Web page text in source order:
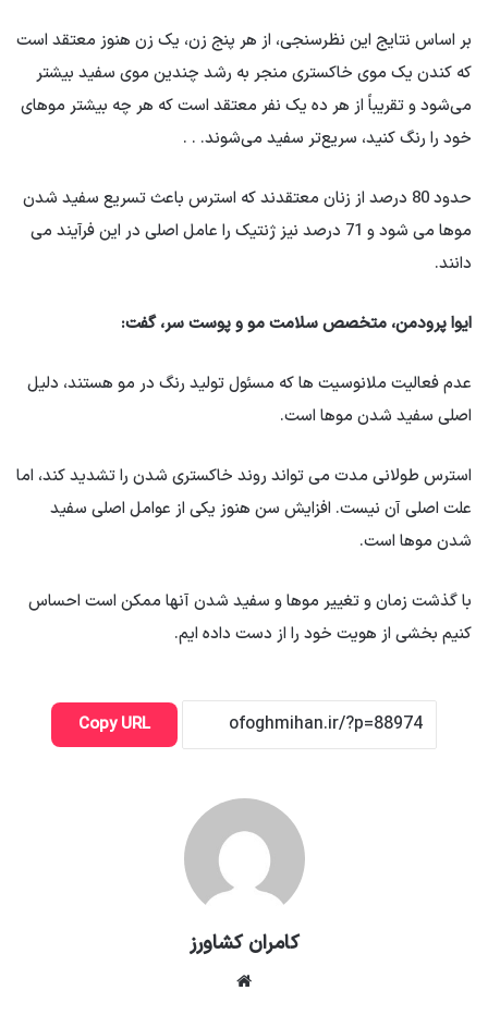
بر اساس نتایج این نظرسنجی، از هر پنج زن، یک زن هنوز معتقد است
که کندن یک موی خاکستری منجر به رشد چندین موی سفید بیشتر
می‌شود و تقریباً از هر ده یک نفر معتقد است که هر چه بیشتر موهای
خود را رنگ کنید، سریع‌تر سفید می‌شوند. . .
حدود 80 درصد از زنان معتقدند که استرس باعث تسریع سفید شدن
موها می شود و 71 درصد نیز ژنتیک را عامل اصلی در این فرآیند می
دانند.
ایوا پرودمن، متخصص سلامت مو و پوست سر، گفت:
عدم فعالیت ملانوسیت ها که مسئول تولید رنگ در مو هستند، دلیل
اصلی سفید شدن موها است.
استرس طولانی مدت می تواند روند خاکستری شدن را تشدید کند، اما
علت اصلی آن نیست. افزایش سن هنوز یکی از عوامل اصلی سفید
شدن موها است.
با گذشت زمان و تغییر موها و سفید شدن آنها ممکن است احساس
کنیم بخشی از هویت خود را از دست داده ایم.
Copy URL
کامران کشاورز